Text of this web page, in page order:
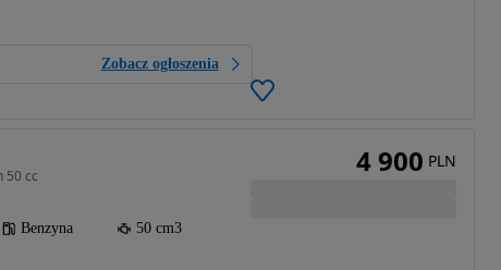
Zobacz ogłoszenia
50 cc
Benzyna
50 cm3
4 900 PLN